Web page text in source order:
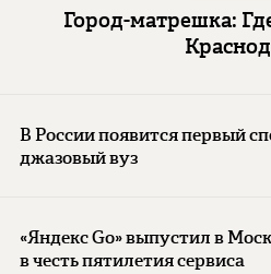
Город-матрешка:
В России появится первый
джазовый вуз
«Яндекс Go» выпустил в
в честь пятилетия сервиса